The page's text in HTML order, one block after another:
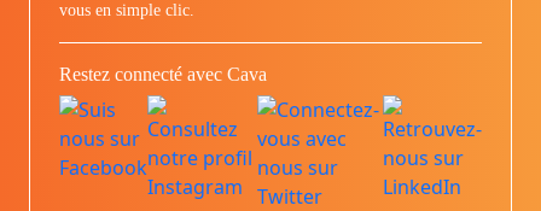
vous en simple clic.
Restez connecté avec Cava